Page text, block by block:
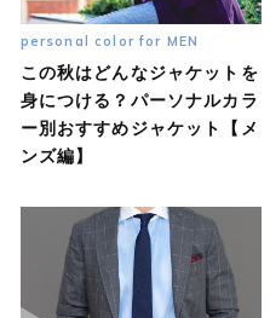
personal color for MEN
この秋はどんなジャケットを
身につける？パーソナルカラ
ー別おすすめジャケット【メ
ンズ編】